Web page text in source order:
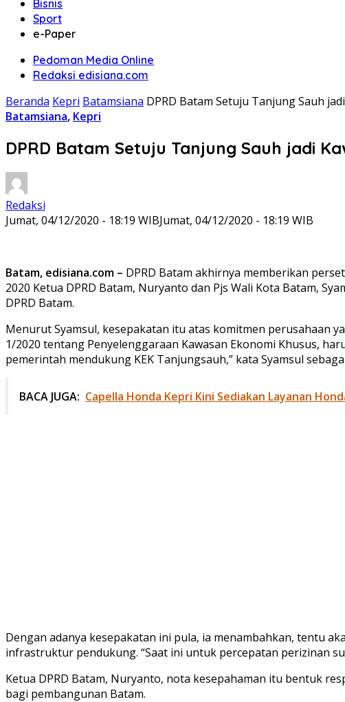
Bisnis
Sport
e-Paper
Pedoman Media Online
Redaksi edisiana.com
Beranda Kepri Batamsiana DPRD Batam Setuju Tanjung Sauh
Batamsiana, Kepri
DPRD Batam Setuju Tanjung Sauh jadi
Redaksi
Jumat, 04/12/2020 - 18:19 WIBJumat, 04/12/2020 - 18:19 WIB
Batam, edisiana.com – DPRD Batam akhirnya memberikan
2020 Ketua DPRD Batam, Nuryanto dan Pjs Wali Kota Batam,
DPRD Batam.
Menurut Syamsul, kesepakatan itu atas komitmen perusahaan
1/2020 tentang Penyelenggaraan Kawasan Ekonomi Khusus,
pemerintah mendukung KEK Tanjungsauh,” kata Syamsul
BACA JUGA: Capella Honda Kepri Kini Sediakan Layanan
Dengan adanya kesepakatan ini pula, ia menambahkan, tentu
infrastruktur pendukung. “Saat ini untuk percepatan perizinan
Ketua DPRD Batam, Nuryanto, nota kesepahaman itu bentuk
bagi pembangunan Batam.